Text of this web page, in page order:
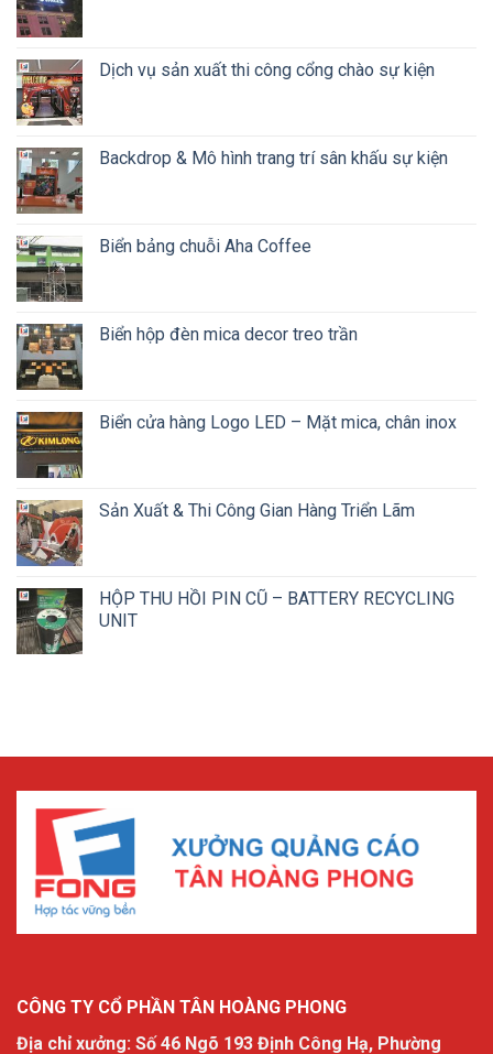
Dịch vụ sản xuất thi công cổng chào sự kiện
Backdrop & Mô hình trang trí sân khấu sự kiện
Biển bảng chuỗi Aha Coffee
Biển hộp đèn mica decor treo trần
Biển cửa hàng Logo LED – Mặt mica, chân inox
Sản Xuất & Thi Công Gian Hàng Triển Lãm
HỘP THU HỒI PIN CŨ – BATTERY RECYCLING
UNIT
CÔNG TY CỔ PHẦN TÂN HOÀNG PHONG
Địa chỉ xưởng: Số 46 Ngõ 193 Định Công Hạ, Phường